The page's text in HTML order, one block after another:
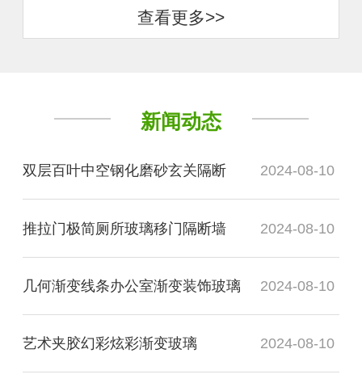
查看更多>>
新闻动态
双层百叶中空钢化磨砂玄关隔断 2024-08-10
推拉门极简厕所玻璃移门隔断墙 2024-08-10
几何渐变线条办公室渐变装饰玻璃 2024-08-10
艺术夹胶幻彩炫彩渐变玻璃 2024-08-10